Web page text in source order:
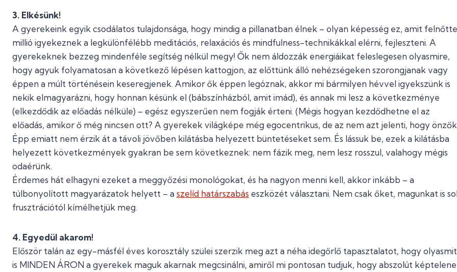
3. Elkésünk!
A gyerekeink egyik csodálatos tulajdonsága, hogy mindig a pillanatban élnek – olyan képesség ez, amit
millió igyekeznek a legkülönfélébb meditációs, relaxációs és mindfulness-technikákkal elérni, fejleszteni. A
gyerekeknek bezzeg mindenféle segítség nélkül megy! Ők nem áldozzák energiáikat feleslegesen olyasmire,
hogy agyuk folyamatosan a következő lépésen kattogjon, az előttünk álló nehézségeken szorongjanak vagy
éppen a múlt történésein keseregjenek. Amikor ők éppen legóznak, akkor mi bármilyen hévvel igyekszünk is
nekik elmagyarázni, hogy honnan késünk el (bábszínházból, amit imád), és annak mi lesz a következménye
(elkezdődik az előadás nélküle) – egész egyszerűen nem fogják érteni. (Mégis hogyan kezdődhetne el az
előadás, amikor ő még nincsen ott? A gyerekek világképe még egocentrikus, de az nem azt jelenti, hogy
Épp emiatt nem érzik át a távoli jövőben kilátásba helyezett büntetéseket sem. És lássuk be, ezek a kilátásba
helyezett következmények gyakran be sem következnek: nem fázik meg, nem lesz rosszul, valahogy mégis
odaérünk.
Érdemes hát elhagyni ezeket a meggyőzési monológokat, és ha nagyon menni kell, akkor inkább – a
túlbonyolított magyarázatok helyett – a szelíd határszabás eszközét választani. Nem csak őket, magunkat is
frusztrációtól kímélhetjük meg.
4. Egyedül akarom!
Először talán az egy-másfél éves korosztály szülei szerzik meg azt a néha idegőrlő tapasztalatot, hogy olyasmit
is MINDEN ÁRON a gyerekek maguk akarnak megcsinálni, amiről mi pontosan tudjuk, hogy abszolút